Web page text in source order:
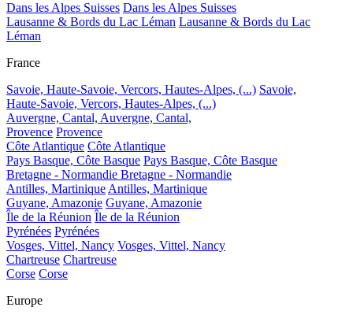
Dans les Alpes Suisses Dans les Alpes Suisses
Lausanne & Bords du Lac Léman Lausanne & Bords du Lac
Léman
France
Savoie, Haute-Savoie, Vercors, Hautes-Alpes, (...) Savoie,
Haute-Savoie, Vercors, Hautes-Alpes, (...)
Auvergne, Cantal, Auvergne, Cantal,
Provence Provence
Côte Atlantique Côte Atlantique
Pays Basque, Côte Basque Pays Basque, Côte Basque
Bretagne - Normandie Bretagne - Normandie
Antilles, MartiniqueAntilles, Martinique
Guyane, Amazonie Guyane, Amazonie
Île de la Réunion Île de la Réunion
Pyrénées Pyrénées
Vosges, Vittel, Nancy Vosges, Vittel, Nancy
Chartreuse Chartreuse
Corse Corse
Europe